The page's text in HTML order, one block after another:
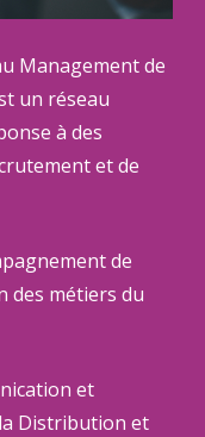
Management de
un réseau
à des
et de
de
des métiers du
et
Distribution et